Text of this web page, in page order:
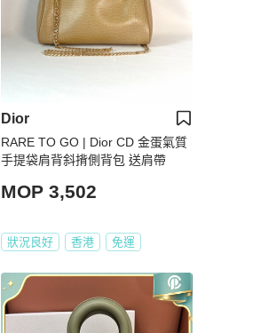
Dior
RARE TO GO | Dior CD 金蛋氣質
手提袋肩背斜揹側背包 送肩帶
MOP 3,502
狀況良好 香港 免運